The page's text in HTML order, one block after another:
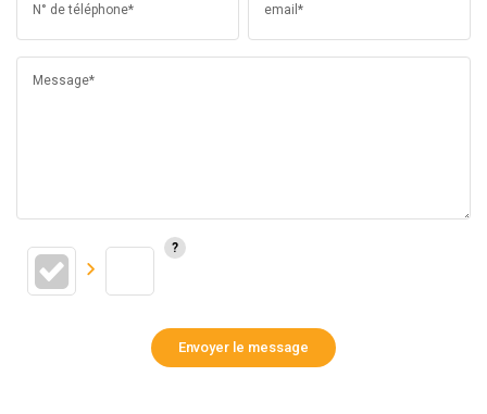
N° de téléphone* email*
Message*
Envoyer le message